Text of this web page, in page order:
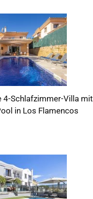
4-Schlafzimmer-Villa mit
in Los Flamencos